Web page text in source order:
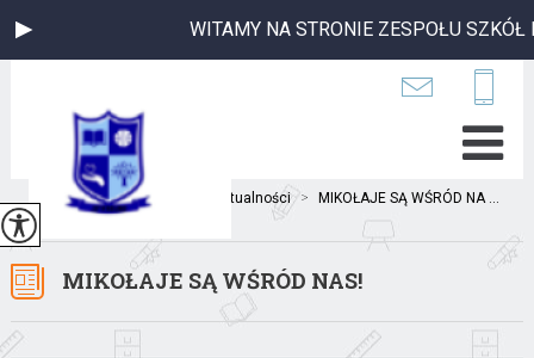
WITAMY NA STRONIE ZESPOŁU SZKÓŁ
Jesteś tutaj:Home Aktualności > MIKOŁAJE SĄ WŚRÓD NA ...
MIKOŁAJE SĄ WŚRÓD NAS!